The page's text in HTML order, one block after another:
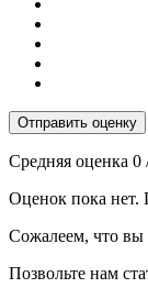
Отправить оценку
Средняя оценка 0
Оценок пока нет.
Сожалеем, что вы
Позвольте нам